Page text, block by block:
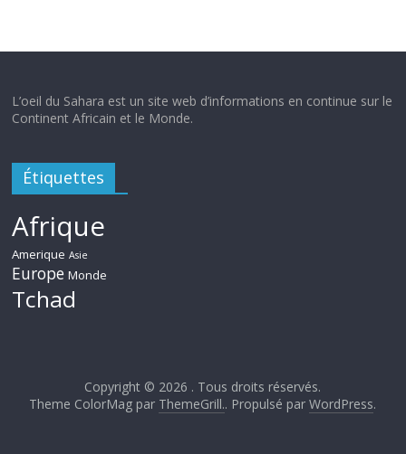
L’oeil du Sahara est un site web d’informations en continue sur le
Continent Africain et le Monde.
Étiquettes
Afrique
Amerique Asie
Europe Monde
Tchad
Copyright © 2026 . Tous droits réservés.
Theme ColorMag par ThemeGrill.. Propulsé parWordPress.